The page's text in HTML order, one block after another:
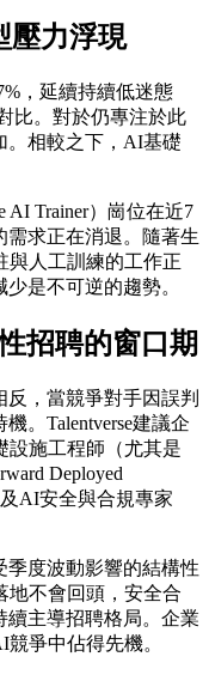
壓力浮現
，延續持續低迷態
比。對於仍專注於此
。相較之下，AI基礎
AI Trainer）崗位在近7
需求正在消退。隨著生
與人工訓練的工作正
是不可逆的趨勢。
招聘的窗口期
，當競爭對手因誤判
。Talentverse建議企
設施工程師（尤其是
Deployed
AI安全與合規專家
度波動影響的結構性
地不會回頭，安全合
續主導招聘格局。企業
爭中佔得先機。